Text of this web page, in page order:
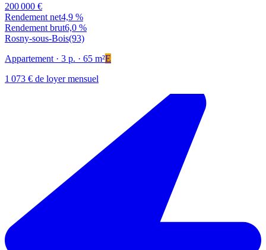
200 000 €
Rendement net4,9 %
Rendement brut6,0 %
Rosny-sous-Bois(93)
Appartement · 3 p. · 65 m²E
1 073 € de loyer mensuel